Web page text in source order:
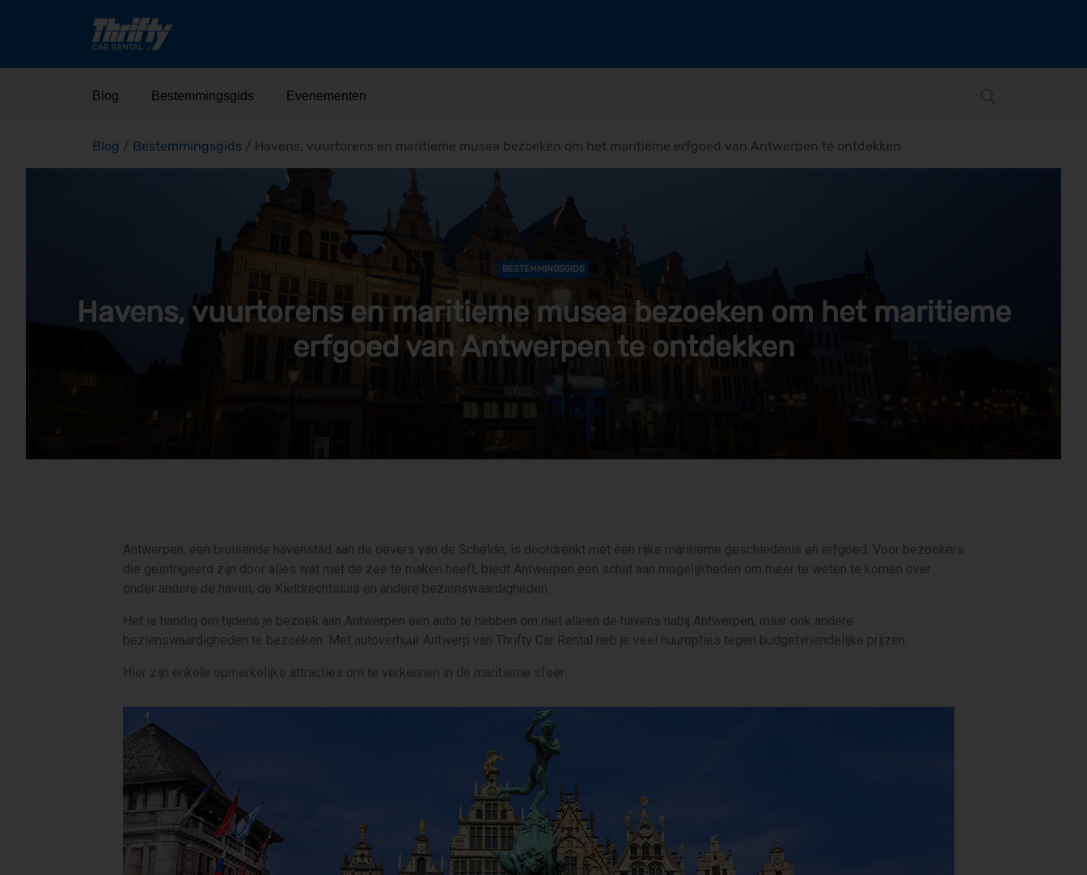
Blog Bestemmingsgids Evenementen
Blog / Bestemmingsgids / Havens, vuurtorens en maritieme musea bezoeken om het maritieme erfgoed van Antwerpen te ontdekken
BESTEMMINGSGIDS
Havens, vuurtorens en maritieme musea bezoeken om het maritieme
erfgoed van Antwerpen te ontdekken
Antwerpen, een bruisende havenstad aan de oevers van de Schelde, is doordrenkt met een rijke maritieme geschiedenis en erfgoed. Voor bezoekers
die geïntrigeerd zijn door alles wat met de zee te maken heeft, biedt Antwerpen een schat aan mogelijkheden om meer te weten te komen over
onder andere de haven, de Kieldrechtsluis en andere bezienswaardigheden.
Het is handig om tijdens je bezoek aan Antwerpen een auto te hebben om niet alleen de havens nabij Antwerpen, maar ook andere
bezienswaardigheden te bezoeken. Met autoverhuur Antwerp van Thrifty Car Rental heb je veel huuropties tegen budgetvriendelijke prijzen.
Hier zijn enkele opmerkelijke attracties om te verkennen in de maritieme sfeer: